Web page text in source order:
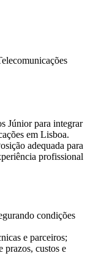
Júnior para integrar
em Lisboa.
adequada para
profissional
condições
e parceiros;
prazos, custos e